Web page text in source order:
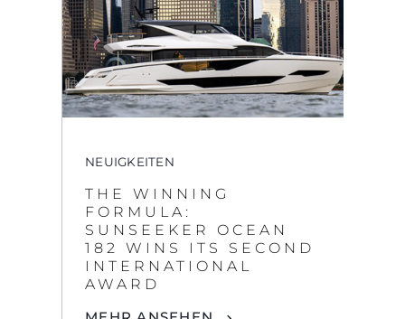
NEUIGKEITEN
THE WINNING
FORMULA:
SUNSEEKER OCEAN
182 WINS ITS SECOND